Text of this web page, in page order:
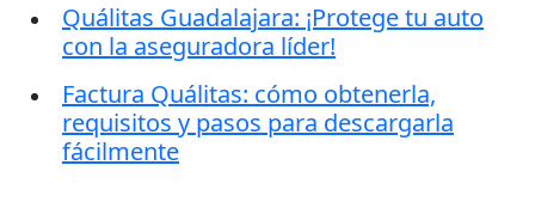
Quálitas Guadalajara: ¡Protege tu auto
con la aseguradora líder!
Factura Quálitas: cómo obtenerla,
requisitos y pasos para descargarla
fácilmente